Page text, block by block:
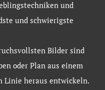
und
und schwierigste
Bilder sind
oder Plan aus einem
Linie heraus entwickeln.